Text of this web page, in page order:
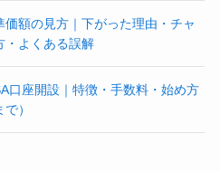
価額の見方｜下がった理由・チャ
・よくある誤解
口座開設｜特徴・手数料・始め方
）